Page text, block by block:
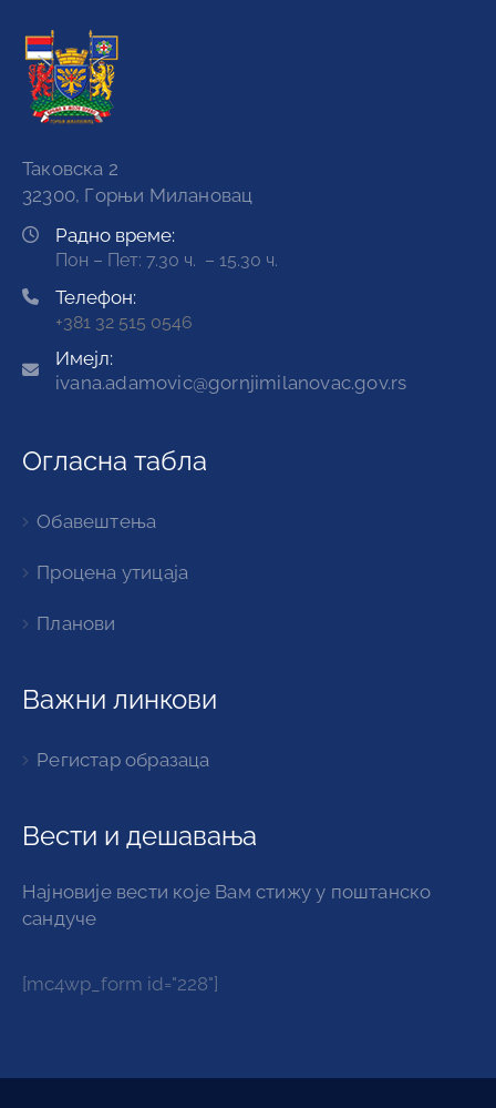
Таковска 2
32300, Горњи Милановац
Радно време:
Пон – Пет: 7.30 ч. – 15.30 ч.
Телефон:
+381 32 515 0546
Имејл:
ivana.adamovic@gornjimilanovac.gov.rs
Огласна табла
Обавештења
Процена утицаја
Планови
Важни линкови
Регистар образаца
Вести и дешавања
Најновије вести које Вам стижу у поштанско
сандуче
[mc4wp_form id="228"]